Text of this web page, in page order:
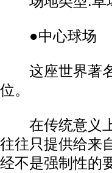
●中心球场
这座世界著名
位。
在传统意义上
往往只提供给来
经不是强制性的